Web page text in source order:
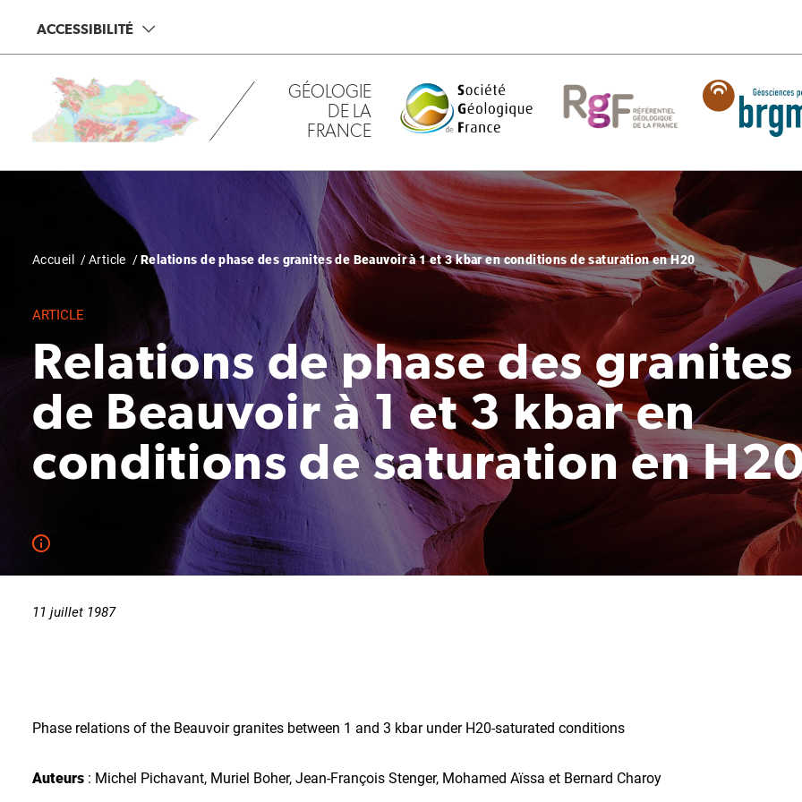
contenu
ACCESSIBILITÉ
GÉOLOGIE
DE LA
FRANCE
Fil
Accueil Article Relations de phase des granites de Beauvoir à 1 et 3 kbar en conditions de saturation en H20
ARTICLE
Relations de phase des granites
de Beauvoir à 1 et 3 kbar en
conditions de saturation en
11 juillet 1987
Phase relations of the Beauvoir granites between 1 and 3 kbar under H20-saturated conditions
Auteurs : Michel Pichavant, Muriel Boher, Jean-François Stenger, Mohamed Aïssa et Bernard Charoy